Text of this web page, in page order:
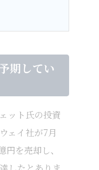
期してい
ット氏の投資
ェイ社が7月
を売却し、